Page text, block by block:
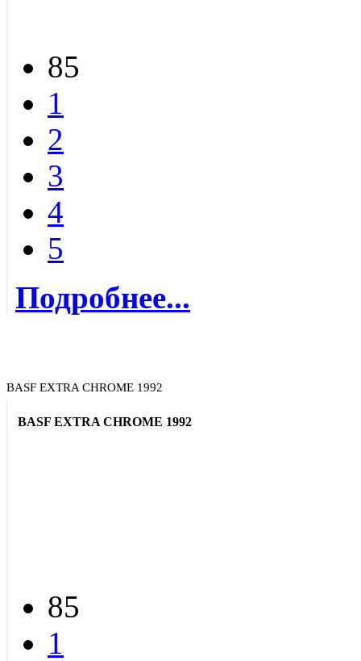
85
1
2
3
4
5
Подробнее...
BASF EXTRA CHROME 1992
BASF EXTRA CHROME 1992
85
1